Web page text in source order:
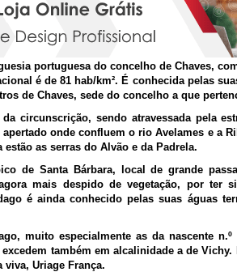
Vidago
portuguesa do concelho de Chaves,
é de 81 hab/km². É conhecida pelas
de Chaves, sede do concelho a que
circunscrição, sendo atravessada pela
onde confluem o rio Avelames e a
as serras do Alvão e da Padrela.
de Santa Bárbara, local de grande
mais despido de vegetação, por ter
é ainda conhecido pelas suas águas
muito especialmente as da nascente
também em alcalinidade a de
viva, Uriage França.